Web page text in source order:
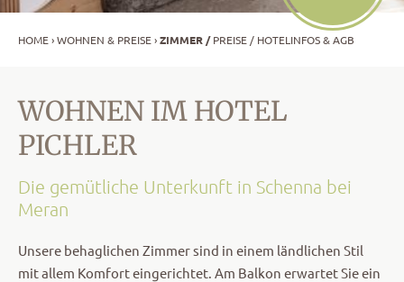
HOME WOHNEN & PREISE ZIMMER PREISE HOTELINFOS & AGB
WOHNEN IM HOTEL
PICHLER
Die gemütliche Unterkunft in Schenna bei
Meran
Unsere behaglichen Zimmer sind in einem ländlichen Stil
mit allem Komfort eingerichtet. Am Balkon erwartet Sie ein